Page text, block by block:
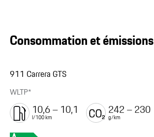
Consommation et émissions
911 Carrera GTS
WLTP*
10,6 – 10,1
l/100 km
242 – 230
g/km